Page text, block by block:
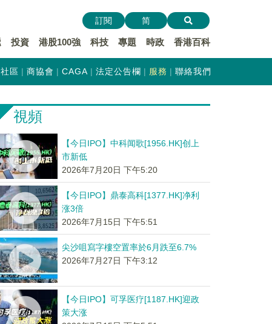
投資 港股100強 科技 專題 時政 香港百科
訂閱 简
社區 商協會 CAGA 法定公告欄 服務 聯絡我們
視頻
【今日IPO】中科闻歌[1956.HK]创上
市新低
2026年7月20日 下午5:20
【今日IPO】鼎泰高科[1377.HK]净利
涨3倍
2026年7月15日 下午5:51
尖沙咀寫字樓空置率於6月跌至6.7%
2026年7月27日 下午3:12
【今日IPO】可孚医疗[1187.HK]迎政
策大涨